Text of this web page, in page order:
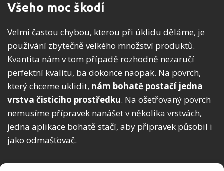
Všeho moc škodí
Velmi častou chybou, kterou při úklidu děláme, je
používání zbytečně velkého množství produktů.
Kvantita nám v tom případě rozhodně nezaručí
perfektní kvalitu, ba dokonce naopak. Na povrch,
který chceme uklidit, nám bohatě postačí jedna
vrstva čisticího prostředku. Na ošetřovaný povrch
nemusíme přípravek nanášet v několika vrstvách,
jedna aplikace bohatě stačí, aby přípravek působil i
jako odmašťovač.